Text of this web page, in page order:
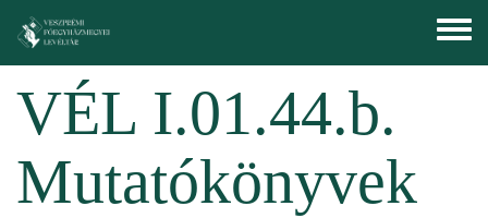
Toggle
menu
VÉL I.01.44.b.
Mutatókönyvek